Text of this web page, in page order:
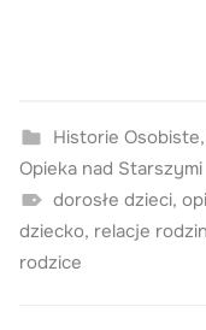
Historie Osobiste,
Opieka nad Starszymi
dorosłe dzieci,
dziecko, relacje
rodzice